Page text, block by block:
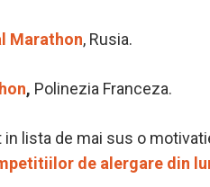
Marathon, Rusia.
, Polinezia Franceza.
in lista de mai sus o
de alergare din